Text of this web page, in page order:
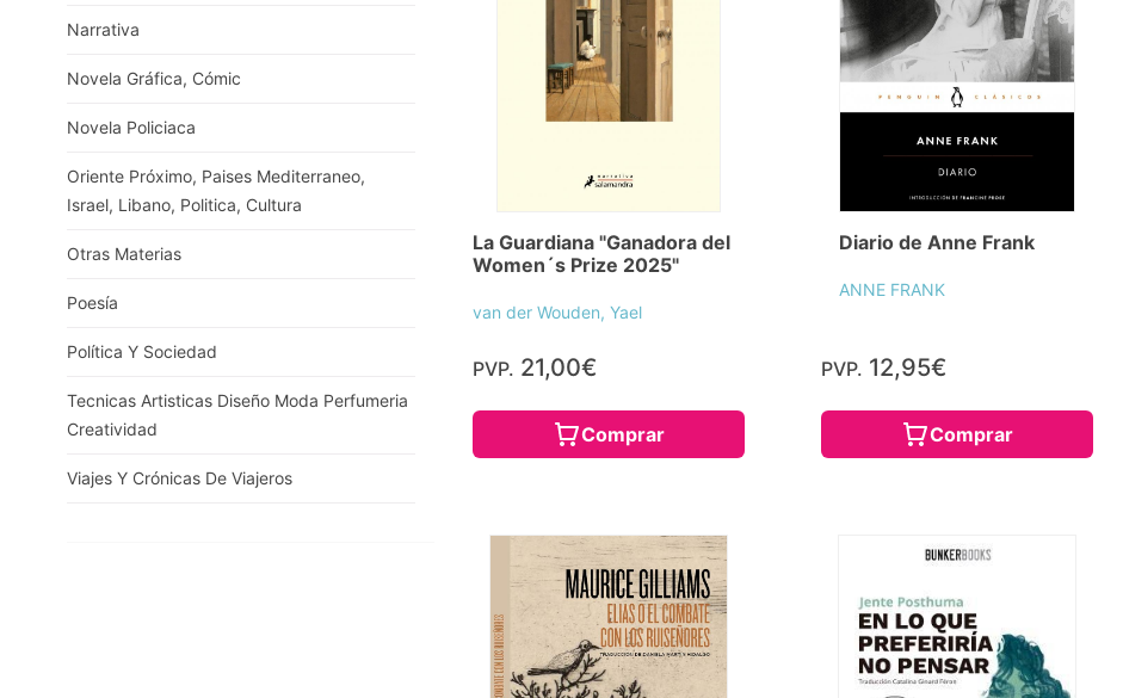
Narrativa
Novela Gráfica, Cómic
Novela Policiaca
Oriente Próximo, Paises Mediterraneo,
Israel, Libano, Politica, Cultura
Otras Materias
Poesía
Política Y Sociedad
Tecnicas Artisticas Diseño Moda Perfumeria
Creatividad
Viajes Y Crónicas De Viajeros
La Guardiana "Ganadora del
Women´s Prize 2025"
van der Wouden, Yael
PVP. 21,00€
Comprar
Diario de Anne Frank
ANNE FRANK
PVP. 12,95€
Comprar